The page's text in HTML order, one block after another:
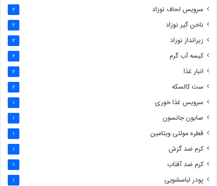
سرویس لحاف نوزاد 2
ناخن گیر نوزاد 2
زیرانداز نوزاد 2
کیسه آب گرم 2
انبار غذا 2
ست کالسکه 2
سرویس غذا خوری 1
صابون جانسون 1
قطره مولتی ویتامین 1
کرم ضد گزش 1
کرم ضد آفتاب 1
پودر لباسشویی 1